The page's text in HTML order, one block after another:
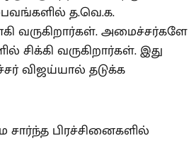
த.வெ.க.
வருகிறார்கள். அமைச்சர்களே
சிக்கி வருகிறார்கள். இது
விஜய்யால் தடுக்க
சார்ந்த பிரச்சினைகளில்